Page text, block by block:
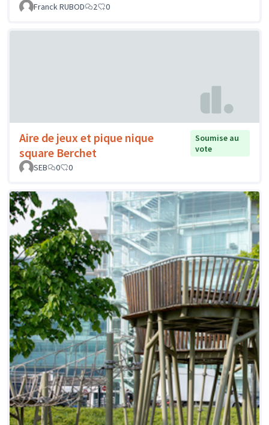
Franck RUBOD
2 0
Aire de jeux et pique nique
square Berchet
Soumise au
vote
SEB
0 0